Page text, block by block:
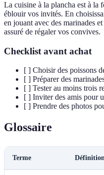
La cuisine à la plancha est à la
éblouir vos invités. En
en jouant avec des marinades
assuré de régaler vos convives.
Checklist avant achat
[ ] Choisir des poissons
[ ] Préparer des
[ ] Tester au moins trois
[ ] Inviter des amis pour
[ ] Prendre des photos
Glossaire
Terme